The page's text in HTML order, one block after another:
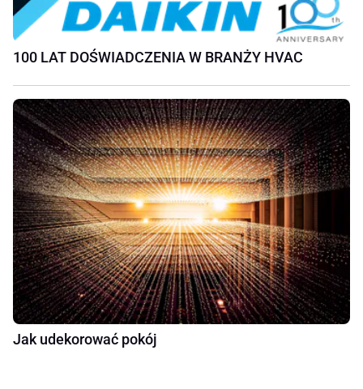
100 LAT DOŚWIADCZENIA W BRANŻY HVAC
Jak udekorować pokój